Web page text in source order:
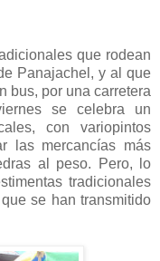
que rodean
Panajachel, y al que
bus, por una carretera
se celebra un
con variopintos
las mercancías más
al peso. Pero, lo
tradicionales
se han transmitido